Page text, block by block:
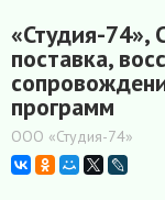
«Студия-74»,
поставка,
программ
ООО «Студия-74»